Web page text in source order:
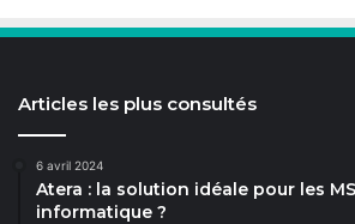
Articles les plus consultés
6 avril 2024
Atera : la solution idéale pour les
informatique ?